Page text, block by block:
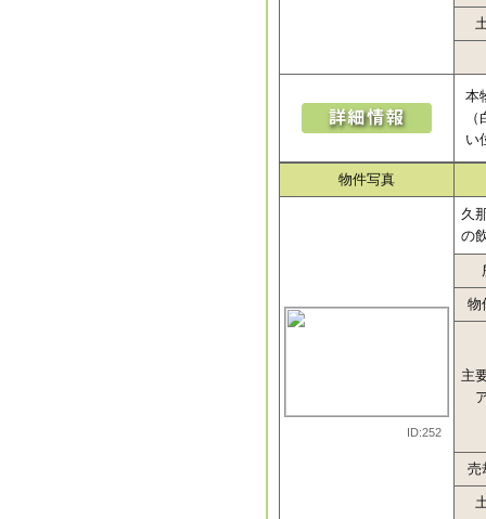
本
い
物件写真
ID:252
久
の
物
主
売